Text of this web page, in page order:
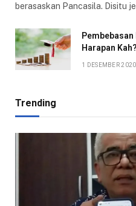
berasaskan Pancasila. Disitu
Harapan Kah?
1 DESEMBER 2020
Trending